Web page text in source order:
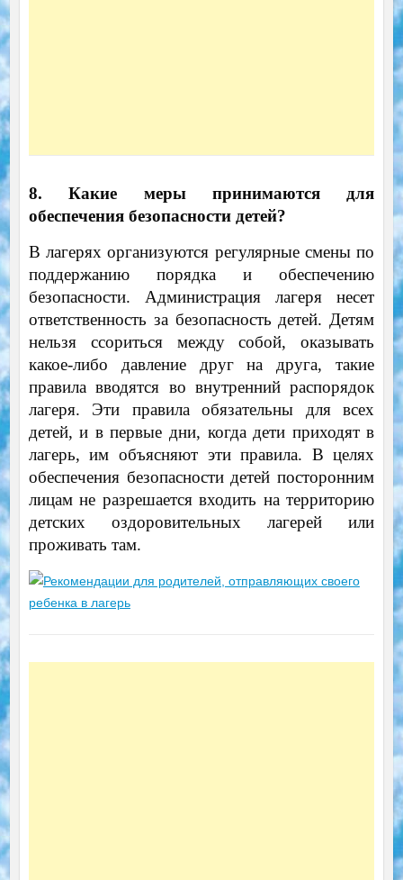
8. Какие меры принимаются для
обеспечения безопасности детей?
В лагерях организуются регулярные смены по
поддержанию порядка и обеспечению
безопасности. Администрация лагеря несет
ответственность за безопасность детей. Детям
нельзя ссориться между собой, оказывать
какое-либо давление друг на друга, такие
правила вводятся во внутренний распорядок
лагеря. Эти правила обязательны для всех
детей, и в первые дни, когда дети приходят в
лагерь, им объясняют эти правила. В целях
обеспечения безопасности детей посторонним
лицам не разрешается входить на территорию
детских оздоровительных лагерей или
проживать там.